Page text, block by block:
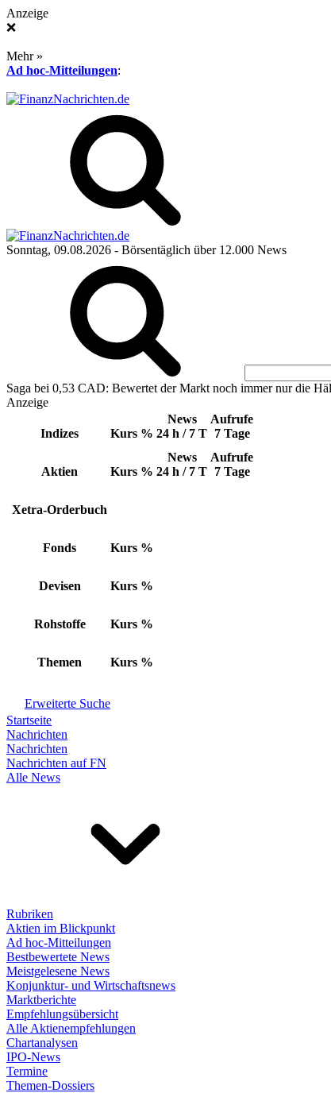
Anzeige
❌
Mehr »
Ad hoc-Mitteilungen:
Sonntag, 09.08.2026 - Börsentäglich über 12.000 News
Saga bei 0,53 CAD: Bewertet der Markt noch immer nur die
Anzeige
Indizes Kurs %
News
24 h / 7 T
Aufrufe
7 Tage
Aktien Kurs %
News
24 h / 7 T
Aufrufe
7 Tage
Xetra-Orderbuch
Fonds Kurs %
Devisen Kurs %
Rohstoffe Kurs %
Themen Kurs %
Erweiterte Suche
Startseite
Nachrichten
Nachrichten
Nachrichten auf FN
Alle News
Rubriken
Aktien im Blickpunkt
Ad hoc-Mitteilungen
Bestbewertete News
Meistgelesene News
Konjunktur- und Wirtschaftsnews
Marktberichte
Empfehlungsübersicht
Alle Aktienempfehlungen
Chartanalysen
IPO-News
Termine
Themen-Dossiers